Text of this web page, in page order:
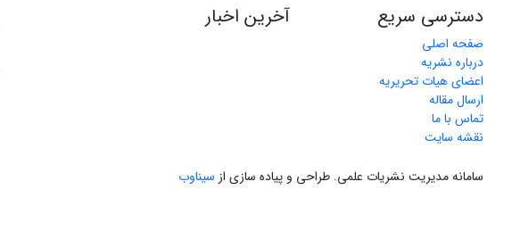
دسترسی سریع
صفحه اصلی
درباره نشریه
اعضای هیات تحریریه
ارسال مقاله
تماس با ما
نقشه سایت
آخرین اخبار
سامانه مدیریت نشریات علمی. طراحی و پیاده سازی از سیناوب